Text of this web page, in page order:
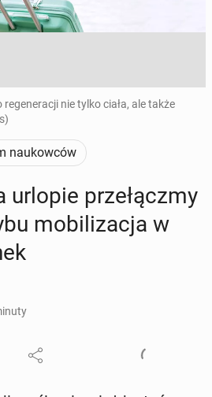
nie tylko ciała, ale także
naukowców
urlopie prze­łącz­my
mo­bi­li­za­cja w